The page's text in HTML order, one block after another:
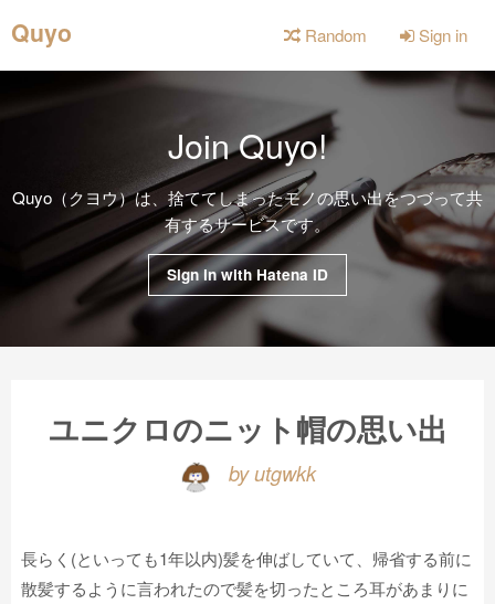
Quyo Random Sign in
Join Quyo!
Quyo（クヨウ）は、捨ててしまったモノの思い出をつづって共
有するサービスです。
Sign in with Hatena ID
ユニクロのニット帽の思い出
by utgwkk
長らく(といっても1年以内)髪を伸ばしていて、帰省する前に
散髪するように言われたので髪を切ったところ耳があまりに